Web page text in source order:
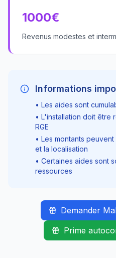
1000€
Revenus modestes et
Informations
• Les aides sont
• L'installation doit être
RGE
• Les montants
et la localisation
• Certaines aides sont
ressources
Demander
Prime